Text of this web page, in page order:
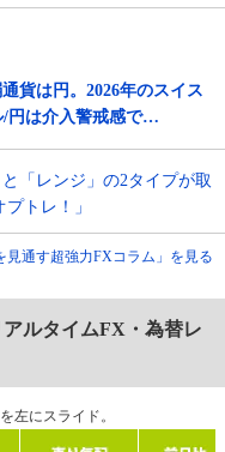
貨は円。2026年のスイス
/円は介入警戒感で…
「レンジ」の2タイプが取
トレ！」
見通す超強力FXコラム」を見る
ルタイムFX・為替レ
左にスライド。